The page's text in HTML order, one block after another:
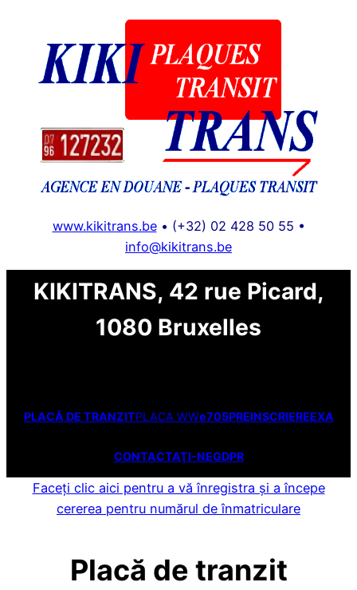
contenu
www.kikitrans.be• (+32) 02 428 50 55 •
info@kikitrans.be
KIKITRANS, 42 rue Picard,
1080 Bruxelles
PLACĂ DE TRANZITPLACA WWe705PREINSCRIEREEXA
CONTACTAŢI-NEGDPR
Faceți clic aici pentru a vă înregistra și a începe
cererea pentru numărul de înmatriculare
Placă de tranzit